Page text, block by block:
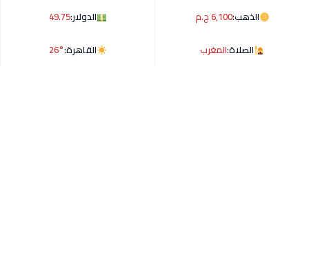
الذهب:6,100 ج.م الدولار:49.75
الصلاة:المغرب القاهرة:26°